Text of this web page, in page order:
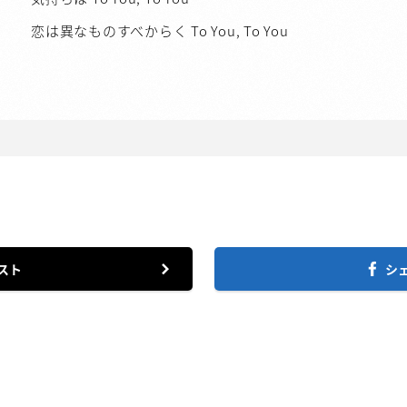
恋は異なものすべからく To You, To You
ト シ